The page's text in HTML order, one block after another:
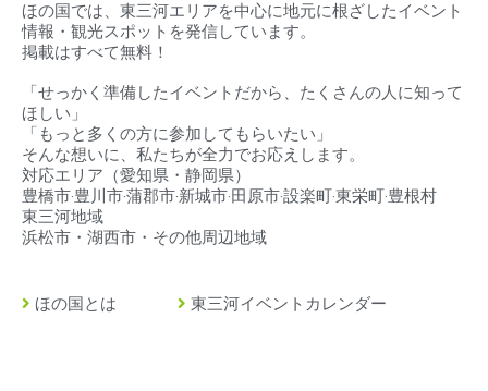
ほの国では、東三河エリアを中心に地元に根ざしたイベント
情報・観光スポットを発信しています。
掲載はすべて無料！
「せっかく準備したイベントだから、たくさんの人に知って
ほしい」
「もっと多くの方に参加してもらいたい」
そんな想いに、私たちが全力でお応えします。
対応エリア（愛知県・静岡県）
豊橋市‧豊川市‧蒲郡市‧新城市‧田原市‧設楽町‧東栄町‧豊根村
東三河地域
浜松市・湖西市・その他周辺地域
ほの国とは
東三河イベントカレンダー